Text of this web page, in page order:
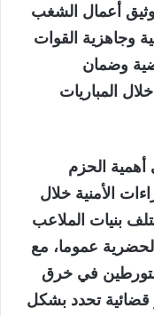
أعمال الشغب
وجاهزية القوات
وضمان
المباريات
أهمية الحزم
الأمنية خلال
بنيات الملاعب
عموما، مع
في خرق
قضائية تحدد بشكل